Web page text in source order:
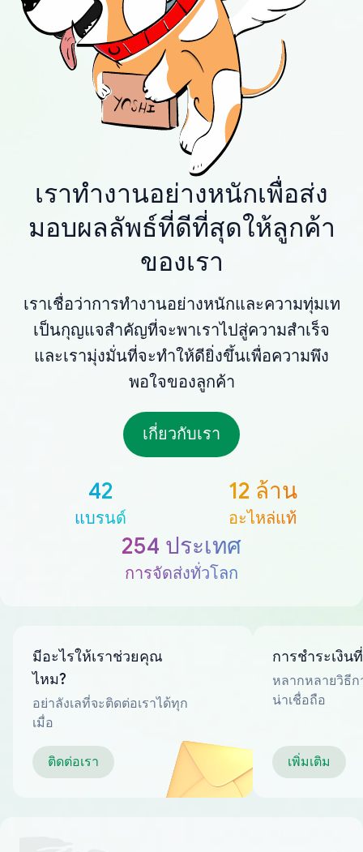
เราทำงานอย่างหนักเพื่อส่ง
มอบผลลัพธ์ที่ดีที่สุดให้ลูกค้า
ของเรา
เราเชื่อว่าการทำงานอย่างหนักและความทุ่มเท
เป็นกุญแจสำคัญที่จะพาเราไปสู่ความสำเร็จ
และเรามุ่งมั่นที่จะทำให้ดียิ่งขึ้นเพื่อความพึง
พอใจของลูกค้า
เกี่ยวกับเรา
42
แบรนด์
12 ล้าน
อะไหล่แท้
254 ประเทศ
การจัดส่งทั่วโลก
มีอะไรให้เราช่วยคุณ
ไหม?
อย่าลังเลที่จะติดต่อเราได้ทุก
เมื่อ
ติดต่อเรา
การชำระเงิน
หลากหลายวิธีก
น่าเชื่อถือ
เพิ่มเติม